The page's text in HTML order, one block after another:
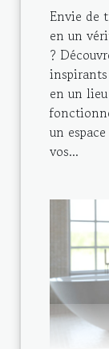
Envie de
en un
?
en un
un
vos...